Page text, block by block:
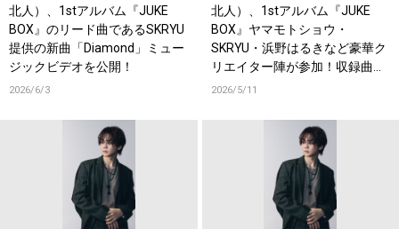
北人）、1stアルバム『JUKE
BOX』のリード曲であるSKRYU
提供の新曲「Diamond」ミュー
ジックビデオを公開！
2026/6/3
北人）、1stアルバム『JUKE
BOX』ヤマモトショウ・
SKRYU・浜野はるきなど豪華ク
リエイター陣が参加！収録曲を
一挙公開＆新曲「軽率」配信！
2026/5/11